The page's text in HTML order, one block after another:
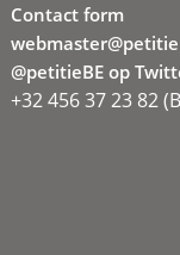
Contact form
@petitieBE op
+32 456 37 23 82